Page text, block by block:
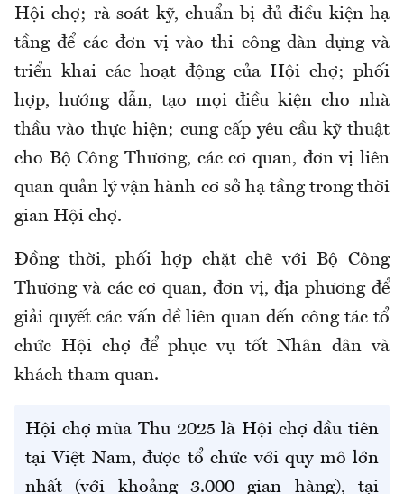
Hội chợ; rà soát kỹ, chuẩn bị đủ điều kiện hạ
tầng để các đơn vị vào thi công dàn dựng và
triển khai các hoạt động của Hội chợ; phối
hợp, hướng dẫn, tạo mọi điều kiện cho nhà
thầu vào thực hiện; cung cấp yêu cầu kỹ thuật
cho Bộ Công Thương, các cơ quan, đơn vị liên
quan quản lý vận hành cơ sở hạ tầng trong thời
gian Hội chợ.
Đồng thời, phối hợp chặt chẽ với Bộ Công
Thương và các cơ quan, đơn vị, địa phương để
giải quyết các vấn đề liên quan đến công tác tổ
chức Hội chợ để phục vụ tốt Nhân dân và
khách tham quan.
Hội chợ mùa Thu 2025 là Hội chợ đầu tiên
tại Việt Nam, được tổ chức với quy mô lớn
nhất (với khoảng 3.000 gian hàng), tại